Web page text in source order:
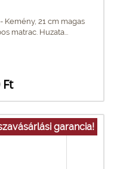
Kemény, 21 cm magas
matrac. Huzata...
Ft
garancia!